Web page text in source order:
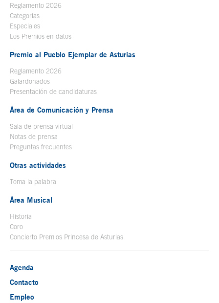
Reglamento 2026
Categorías
Especiales
Los Premios en datos
Premio al Pueblo Ejemplar de Asturias
Reglamento 2026
Galardonados
Presentación de candidaturas
Área de Comunicación y Prensa
Sala de prensa virtual
Notas de prensa
Preguntas frecuentes
Otras actividades
Toma la palabra
Área Musical
Historia
Coro
Concierto Premios Princesa de Asturias
Agenda
Contacto
Empleo